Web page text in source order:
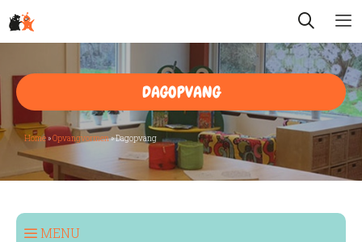
Spring
naar
DAGOPVANG
Home»Opvangvormen»Dagopvang
MENU